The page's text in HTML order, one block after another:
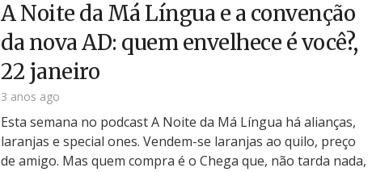
A Noite da Má Língua e a convenção
da nova AD: quem envelhece é você?,
22 janeiro
3 anos ago
Esta semana no podcast A Noite da Má Língua há alianças,
laranjas e special ones. Vendem-se laranjas ao quilo, preço
de amigo. Mas quem compra é o Chega que, não tarda nada,